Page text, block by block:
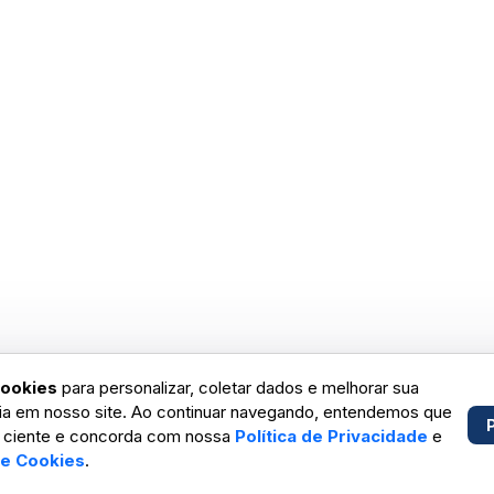
para personalizar, coletar dados e melhorar sua
em nosso site. Ao continuar navegando, entendemos que
e concorda com nossa Política de Privacidade e
Cookies.